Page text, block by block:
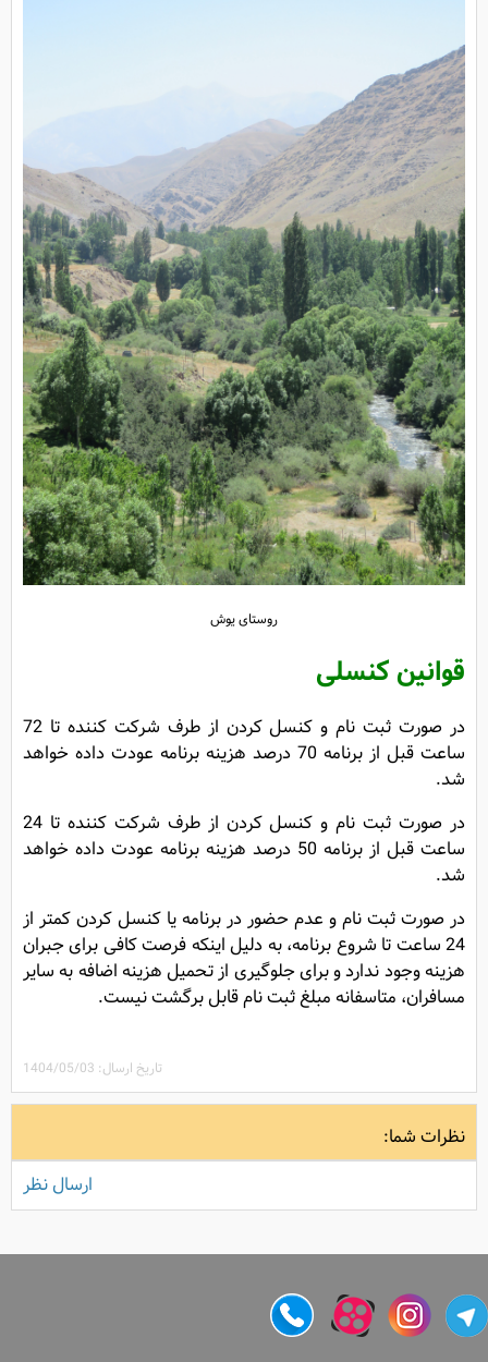
روستای یوش
قوانین کنسلی
در صورت ثبت نام و کنسل کردن از طرف شرکت کننده تا 72
ساعت قبل از برنامه 70 درصد هزینه برنامه عودت داده خواهد
شد.
در صورت ثبت نام و کنسل کردن از طرف شرکت کننده تا 24
ساعت قبل از برنامه 50 درصد هزینه برنامه عودت داده خواهد
شد.
در صورت ثبت نام و عدم حضور در برنامه یا کنسل کردن کمتر از
24 ساعت تا شروع برنامه، به دلیل اینکه فرصت کافی برای جبران
هزینه وجود ندارد و برای جلوگیری از تحمیل هزینه اضافه به سایر
مسافران، متاسفانه مبلغ ثبت نام قابل برگشت نیست.
تاریخ ارسال: 1404/05/03
نظرات شما:
ارسال نظر